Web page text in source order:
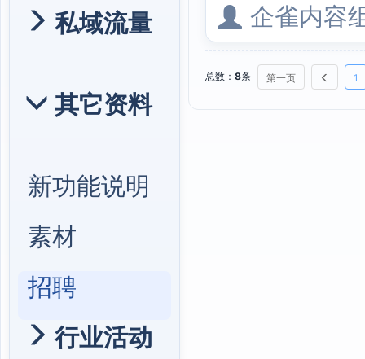
私域流量
其它资料
新功能说明
素材
招聘
行业活动
企雀内容
总数： 8条 第一页 1